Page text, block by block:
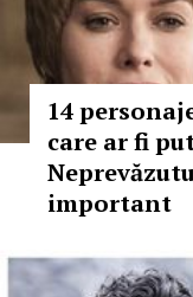
14
care ar fi
important